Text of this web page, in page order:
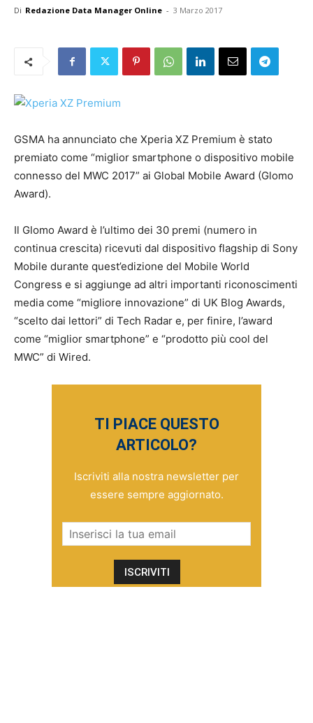
Di Redazione Data Manager Online - 3 Marzo 2017
GSMA ha annunciato che Xperia XZ Premium è stato
premiato come “miglior smartphone o dispositivo mobile
connesso del MWC 2017” ai Global Mobile Award (Glomo
Award).
Il Glomo Award è l’ultimo dei 30 premi (numero in
continua crescita) ricevuti dal dispositivo flagship di Sony
Mobile durante quest’edizione del Mobile World
Congress e si aggiunge ad altri importanti riconoscimenti
media come “migliore innovazione” di UK Blog Awards,
“scelto dai lettori” di Tech Radar e, per finire, l’award
come “miglior smartphone” e “prodotto più cool del
MWC” di Wired.
TI PIACE QUESTO
ARTICOLO?
Iscriviti alla nostra newsletter per
essere sempre aggiornato.